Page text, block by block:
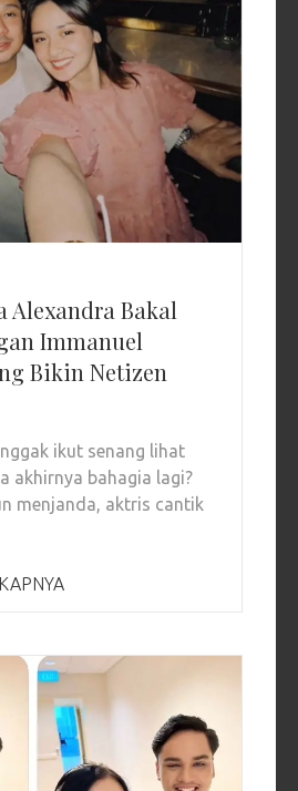
Alexandra Bakal
Immanuel
Bikin Netizen
ikut senang lihat
akhirnya bahagia lagi?
menjanda, aktris cantik